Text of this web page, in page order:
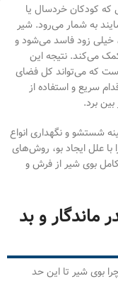
که کودکان خردسال یا
به شمار می‌رود. شیر
خیلی زود فاسد می‌شود و
می‌کند. نتیجه این
است که می‌تواند کل فضای
سریع و استفاده از
برد.
شستشو و نگهداری انواع
علل ایجاد بو، روش‌های
بوی شیر از فرش و
ماندگار و بد
بوی شیر تا این حد